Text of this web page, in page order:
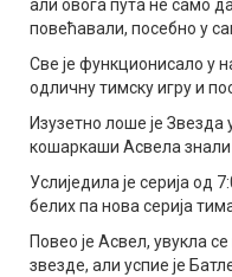
али овога пута не само
повећавали, посебно у
Све је функционисало у
одличну тимску игру и
Изузетно лоше је Звезда
кошаркаши Асвела знали
Услиједила је серија од
белих па нова серија
Повео је Асвел, увукла
звезде, али успие је